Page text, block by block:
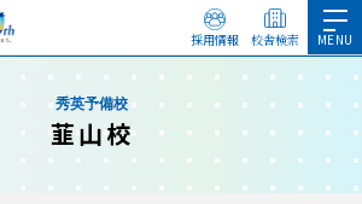
採用情報 校舎検索
秀英予備校
韮山校